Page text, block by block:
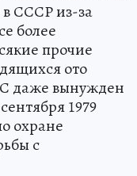
в СССР из-за
более
прочие
ото
даже вынужден
1979
охране
с